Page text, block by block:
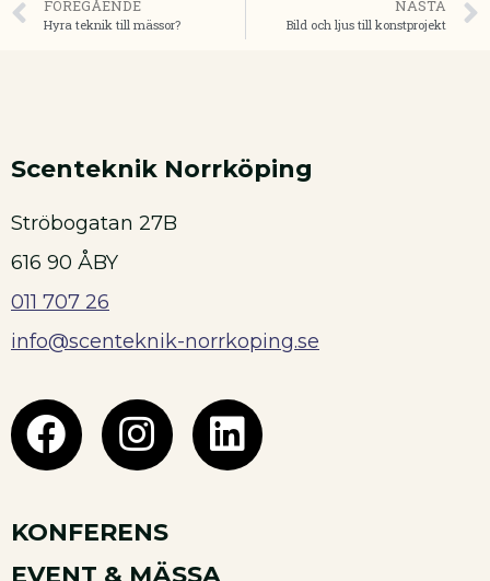
FÖREGÅENDE
Hyra teknik till mässor?
NÄSTA
Bild och ljus till konstprojekt
Scenteknik Norrköping
Ströbogatan 27B
616 90 ÅBY
011 707 26
info@scenteknik-norrkoping.se
KONFERENS
EVENT & MÄSSA